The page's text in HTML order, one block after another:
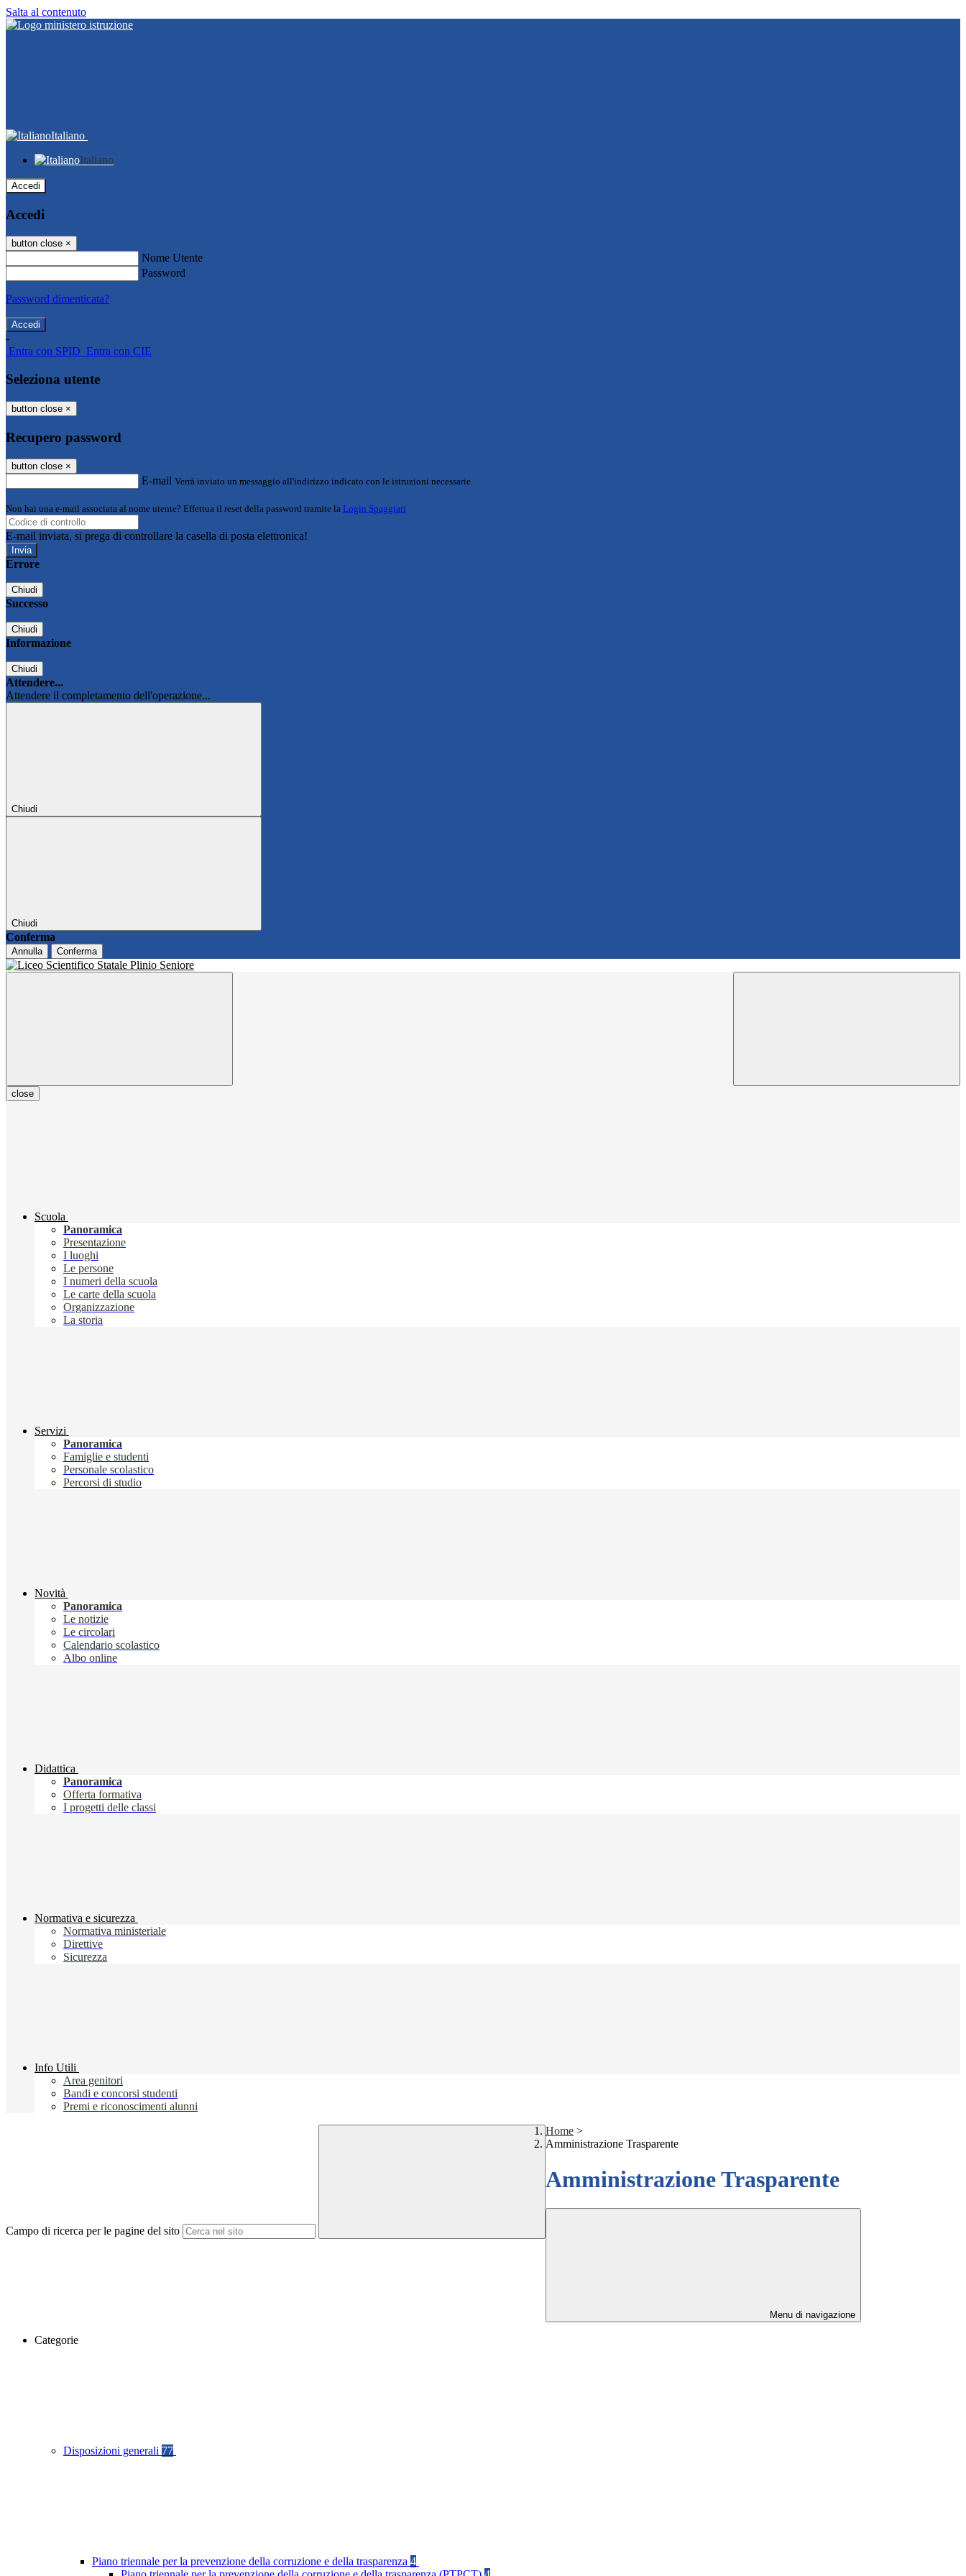
Salta al contenuto
Italiano
Italiano
Accedi
Accedi
button close ×
Nome Utente
Password
Password dimenticata?
-
Entra con SPID Entra con CIE
Seleziona utente
button close ×
Recupero password
button close ×
E-mail Verrà inviato un messaggio all'indirizzo indicato con le istruzioni necessarie.
Non hai una e-mail associata al nome utente? Effettua il reset della password tramite la Login Spaggiari
E-mail inviata, si prega di controllare la casella di posta elettronica!
Errore
Chiudi
Successo
Chiudi
Informazione
Chiudi
Attendere...
Attendere il completamento dell'operazione...
Chiudi
Chiudi
Conferma
Annulla Conferma
close
Scuola
Panoramica
Presentazione
I luoghi
Le persone
I numeri della scuola
Le carte della scuola
Organizzazione
La storia
Servizi
Panoramica
Famiglie e studenti
Personale scolastico
Percorsi di studio
Novità
Panoramica
Le notizie
Le circolari
Calendario scolastico
Albo online
Didattica
Panoramica
Offerta formativa
I progetti delle classi
Normativa e sicurezza
Normativa ministeriale
Direttive
Sicurezza
Info Utili
Area genitori
Bandi e concorsi studenti
Premi e riconoscimenti alunni
Campo di ricerca per le pagine del sito
Home >
Amministrazione Trasparente
Amministrazione Trasparente
Menu di navigazione
Categorie
Disposizioni generali 77
Piano triennale per la prevenzione della corruzione e della trasparenza 4